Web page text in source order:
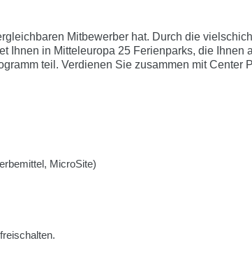
Mitbewerber hat. Durch die
in Mitteleuropa 25 Ferienparks, die Ihnen
teil. Verdienen Sie zusammen mit Center
MicroSite)
freischalten.